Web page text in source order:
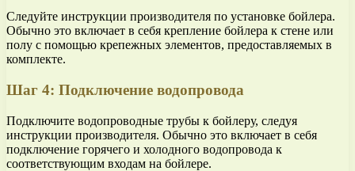
Следуйте инструкции производителя по установке бойлера.
Обычно это включает в себя крепление бойлера к стене или
полу с помощью крепежных элементов, предоставляемых в
комплекте.
Шаг 4: Подключение водопровода
Подключите водопроводные трубы к бойлеру, следуя
инструкции производителя. Обычно это включает в себя
подключение горячего и холодного водопровода к
соответствующим входам на бойлере.